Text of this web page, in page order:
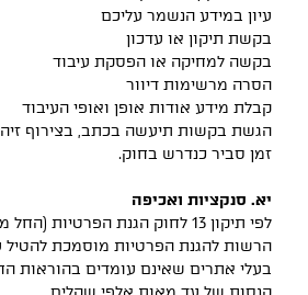
עיון במידע הנשמר עליכם
בקשת תיקון או עדכון
בקשה למחיקה או הפסקת עיבוד
הסרה מרשימות דיוור
קבלת מידע אודות אופן ואופי העיבוד
הגשת בקשות תיעשה בכתב, בצירוף
זמן סביר כנדרש בחוק.
יא. סנקציות ואכיפה
הרשות להגנת הפרטיות מוסמכת להטיל
בעלי אתרים שאינם עומדים בהוראות